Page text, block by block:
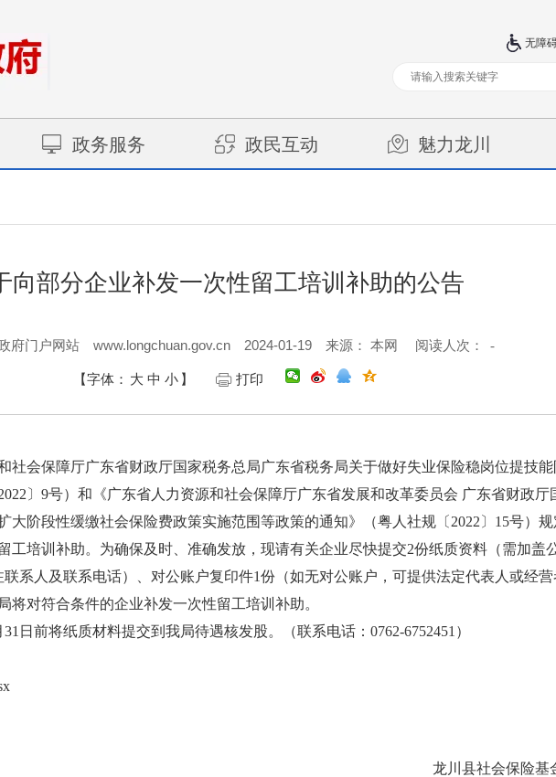
无障
政务服务 政民互动 魅力龙川
向部分企业补发一次性留工培训补助的公告
府门户网站 www.longchuan.gov.cn 2024-01-19 来源： 本网 阅读人次： -
【字体： 大 中 小 】 打印
会保障厅广东省财政厅国家税务总局广东省税务局关于做好失业保险稳岗位提技能
〕9号）和《广东省人力资源和社会保障厅广东省发展和改革委员会 广东省财政厅
大阶段性缓缴社会保险费政策实施范围等政策的通知》（粤人社规〔2022〕15号）
工培训补助。为确保及时、准确发放，现请有关企业尽快提交2份纸质资料（需加盖
系人及联系电话）、对公账户复印件1份（如无对公账户，可提供法定代表人或经
将对符合条件的企业补发一次性留工培训补助。
前将纸质材料提交到我局待遇核发股。（联系电话：0762-6752451）
龙川县社会保险基